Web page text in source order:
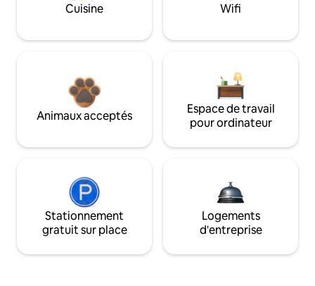
Cuisine Wifi
Animaux acceptés
Espace de travail
pour ordinateur
Stationnement
gratuit sur place
Logements
d'entreprise